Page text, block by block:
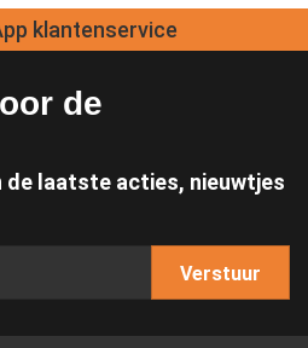
klantenservice
de
de laatste acties, nieuwtjes
Verstuur